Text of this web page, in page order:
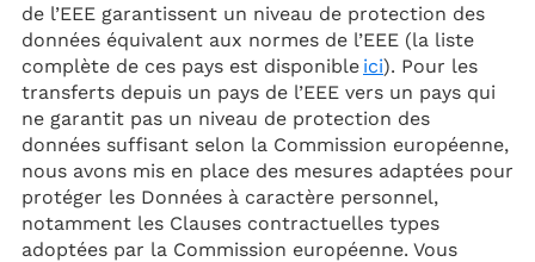
de l’EEE garantissent un niveau de protection des
données équivalent aux normes de l’EEE (la liste
complète de ces pays est disponible ici). Pour les
transferts depuis un pays de l’EEE vers un pays qui
ne garantit pas un niveau de protection des
données suffisant selon la Commission européenne,
nous avons mis en place des mesures adaptées pour
protéger les Données à caractère personnel,
notamment les Clauses contractuelles types
adoptées par la Commission européenne. Vous